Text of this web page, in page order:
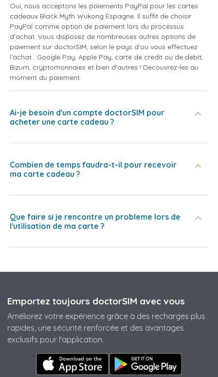
Oui, nous acceptons les paiements PayPal pour les cartes
cadeaux Black Myth Wukong Espagne. Il suffit de choisir
PayPal comme option de paiement lors du processus
d'achat. Vous disposez de nombreuses autres options de
paiement sur doctorSIM, selon le pays d'ou vous effectuez
l'achat : Google Pay, Apple Pay, carte de credit ou de debit,
Bizum, cryptomonnaies et bien d'autres ! Decouvrez-les au
moment du paiement.
Ai-je besoin d'un compte doctorSIM pour
acheter une carte cadeau ?
Combien de temps faudra-t-il pour recevoir
ma carte cadeau ?
Que faire si je rencontre un probleme lors de
l'utilisation de ma carte ?
Emportez toujours doctorSIM avec vous
Améliorez votre expérience grâce à des recharges plus
rapides, une sécurité renforcée et des avantages
exclusifs pour l'application.